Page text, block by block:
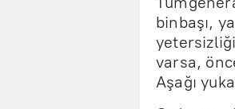
binbaşı,
varsa,
Aşağı